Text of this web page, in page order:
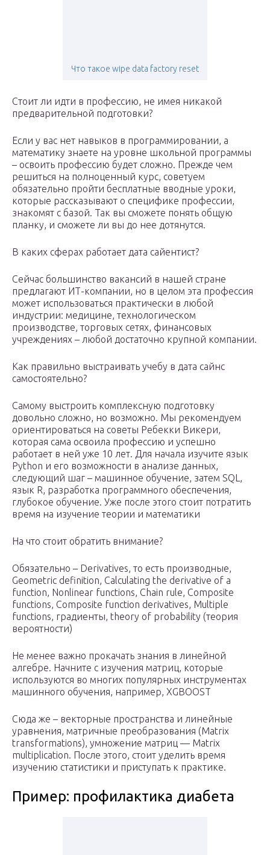
Что такое wipe data factory reset
Стоит ли идти в профессию, не имея никакой
предварительной подготовки?
Если у вас нет навыков в программировании, а
математику знаете на уровне школьной программы
– освоить профессию будет сложно. Прежде чем
решиться на полноценный курс, советуем
обязательно пройти бесплатные вводные уроки,
которые рассказывают о специфике профессии,
знакомят с базой. Так вы сможете понять общую
планку, и сможете ли вы до нее дотянутся.
В каких сферах работает дата сайентист?
Сейчас большинство вакансий в нашей стране
предлагают ИТ-компании, но в целом эта профессия
может использоваться практически в любой
индустрии: медицине, технологическом
производстве, торговых сетях, финансовых
учреждениях – любой достаточно крупной компании.
Как правильно выстраивать учебу в дата сайнс
самостоятельно?
Самому выстроить комплексную подготовку
довольно сложно, но возможно. Мы рекомендуем
ориентироваться на советы Ребекки Викери,
которая сама освоила профессию и успешно
работает в ней уже 10 лет. Для начала изучите язык
Python и его возможности в анализе данных,
следующий шаг – машинное обучение, затем SQL,
язык R, разработка программного обеспечения,
глубокое обучение. Уже после этого стоит потратить
время на изучение теории и математики
На что стоит обратить внимание?
Обязательно – Derivatives, то есть производные,
Geometric definition, Calculating the derivative of a
function, Nonlinear functions, Chain rule, Composite
functions, Composite function derivatives, Multiple
functions, градиенты, theory of probability (теория
вероятности)
Не менее важно прокачать знания в линейной
алгебре. Начните с изучения матриц, которые
используются во многих популярных инструментах
машинного обучения, например, XGBOOST
Сюда же – векторные пространства и линейные
уравнения, матричные преобразования (Matrix
transformations), умножение матриц — Matrix
multiplication. После этого, стоит уделить время
изучению статистики и приступать к практике.
Пример: профилактика диабета